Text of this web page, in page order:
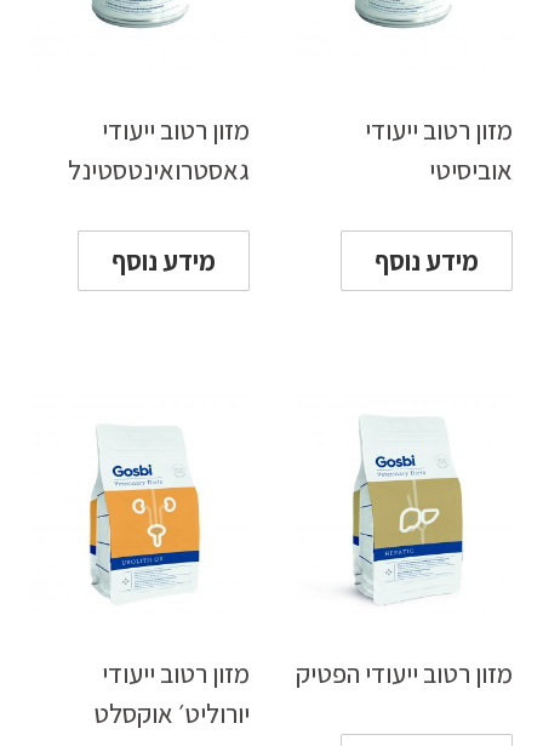
מזון רטוב ייעודי
אוביסיטי
מידע נוסף
מזון רטוב ייעודי
גאסטרואינטסטינל
מידע נוסף
מזון רטוב ייעודי הפטיק
מזון רטוב ייעודי
יורוליט׳ אוקסלט